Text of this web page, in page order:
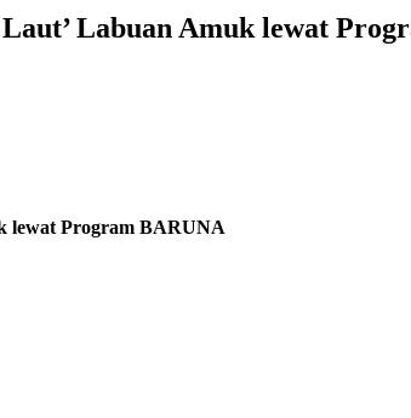
Labuan Amuk lewat
lewat Program BARUNA